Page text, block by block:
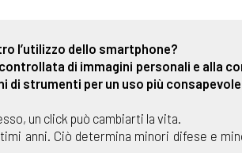
l’utilizzo dello smartphone?
di immagini personali e alla
di strumenti per un uso più
un click può cambiarti la vita.
anni. Ciò determina minori difese e